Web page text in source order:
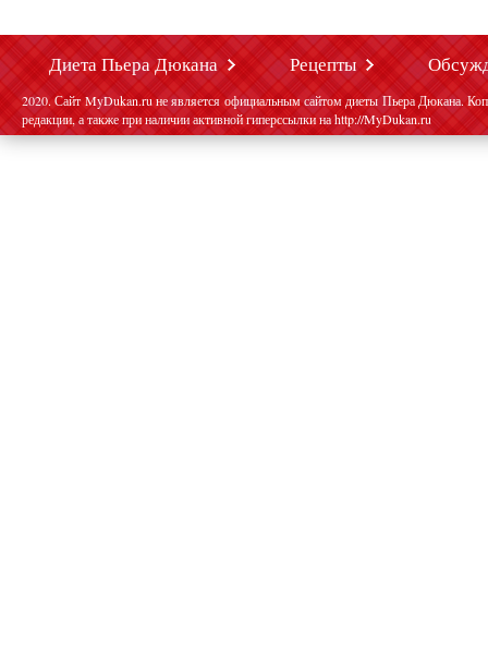
Диета Пьера Дюкана Рецепты
2020. Сайт MyDukan.ru не является официальным сайтом диеты Пьера Дюкана.
редакции, а также при наличии активной гиперссылки на http://MyDukan.ru